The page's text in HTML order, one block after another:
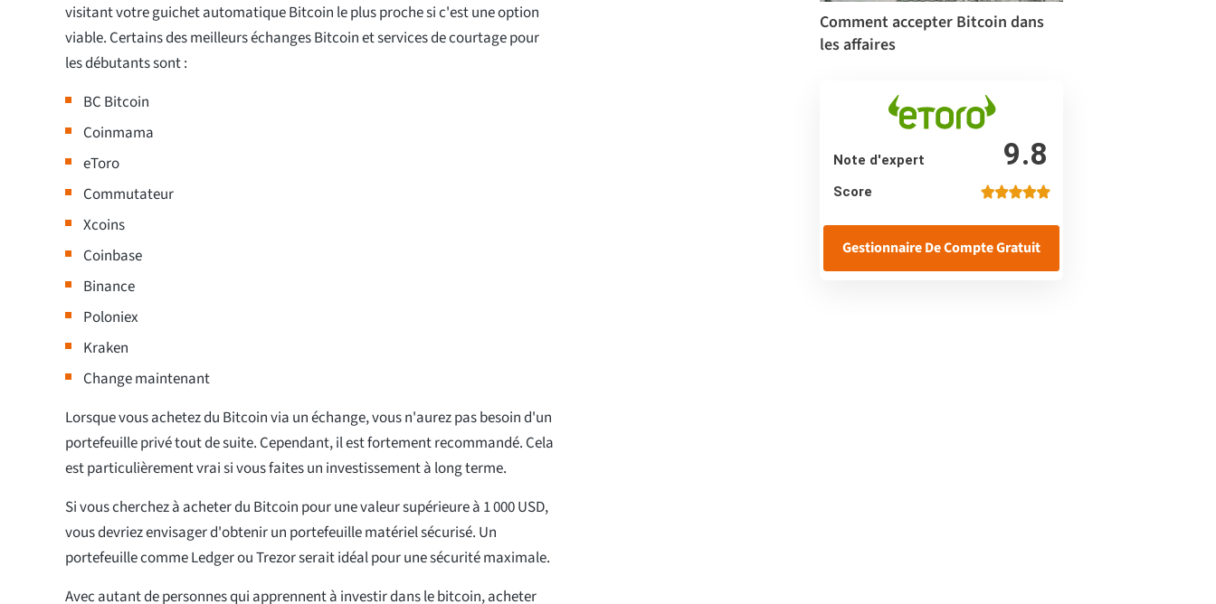
visitant votre guichet automatique Bitcoin le plus proche si c'est une option
viable. Certains des meilleurs échanges Bitcoin et services de courtage pour
les débutants sont :
BC Bitcoin
Coinmama
eToro
Commutateur
Xcoins
Coinbase
Binance
Poloniex
Kraken
Change maintenant
Lorsque vous achetez du Bitcoin via un échange, vous n'aurez pas besoin d'un
portefeuille privé tout de suite. Cependant, il est fortement recommandé. Cela
est particulièrement vrai si vous faites un investissement à long terme.
Si vous cherchez à acheter du Bitcoin pour une valeur supérieure à 1 000 USD,
vous devriez envisager d'obtenir un portefeuille matériel sécurisé. Un
portefeuille comme Ledger ou Trezor serait idéal pour une sécurité maximale.
Avec autant de personnes qui apprennent à investir dans le bitcoin, acheter
Comment accepter Bitcoin dans
les affaires
Note d'expert 9.8
Score
Gestionnaire De Compte Gratuit